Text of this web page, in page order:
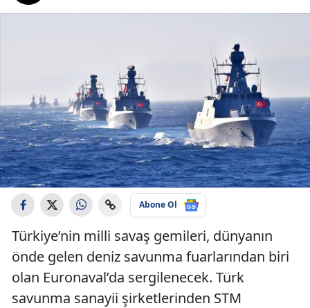
Abone Ol
Türkiye’nin milli savaş gemileri, dünyanın
önde gelen deniz savunma fuarlarından biri
olan Euronaval’da sergilenecek. Türk
savunma sanayii şirketlerinden STM